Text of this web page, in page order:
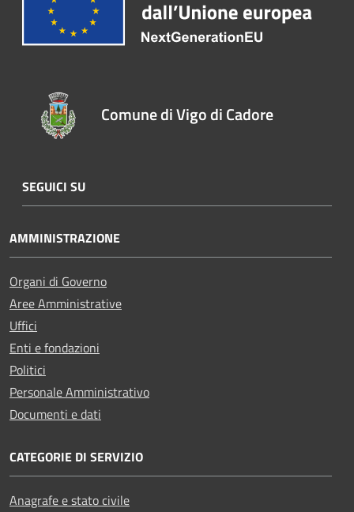
Comune di Vigo di Cadore
SEGUICI SU
AMMINISTRAZIONE
Organi di Governo
Aree Amministrative
Uffici
Enti e fondazioni
Politici
Personale Amministrativo
Documenti e dati
CATEGORIE DI SERVIZIO
Anagrafe e stato civile